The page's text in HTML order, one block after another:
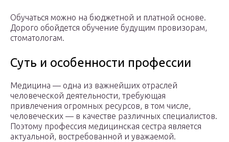
Обучаться можно на бюджетной и платной основе.
Дорого обойдется обучение будущим провизорам,
стоматологам.
Суть и особенности профессии
Медицина — одна из важнейших отраслей
человеческой деятельности, требующая
привлечения огромных ресурсов, в том числе,
человеческих — в качестве различных специалистов.
Поэтому профессия медицинская сестра является
актуальной, востребованной и уважаемой.